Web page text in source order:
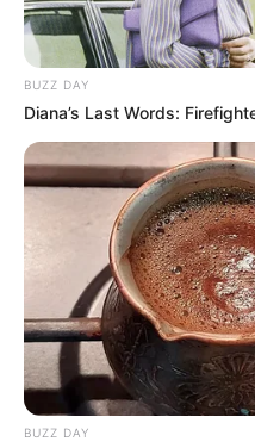
BUZZ DAY
Diana’s Last Words:
BUZZ DAY